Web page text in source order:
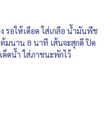
รอให้เดือด ใส่เกลือ น้ำมันพืช
มนาน 8 นาที เส้นจะสุกดี ปิด
ดน้ำ ใส่ภาชนะพักไว้